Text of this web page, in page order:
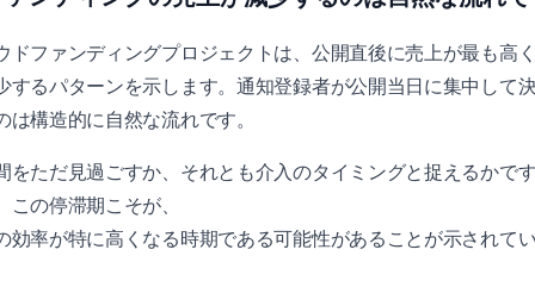
ドファンディングプロジェクトは、公開直後に売上が最も高
するパターンを示します。通知登録者が公開当日に集中して
は構造的に自然な流れです。
をただ見過ごすか、それとも介入のタイミングと捉えるかで
の停滞期こそが、
効率が特に高くなる時期である可能性があることが示されて